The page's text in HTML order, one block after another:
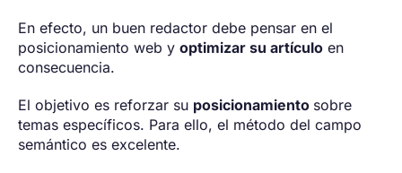
En efecto, un buen redactor debe pensar en el
posicionamiento web y optimizar su artículo en
consecuencia.
El objetivo es reforzar su posicionamiento sobre
temas específicos. Para ello, el método del campo
semántico es excelente.